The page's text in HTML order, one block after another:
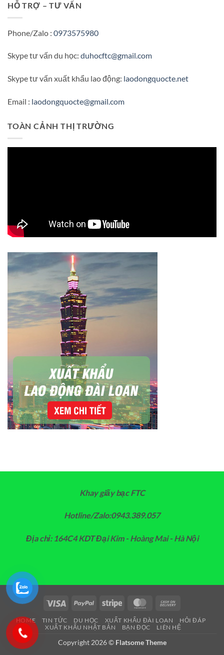
HỖ TRỢ – TƯ VẤN
Phone/Zalo : 0973575980
Skype tư vấn du học: duhocftc@gmail.com
Skype tư vấn xuất khẩu lao động: laodongquocte.net
Email : laodongquocte@gmail.com
TOÀN CẢNH THỊ TRƯỜNG
Khay giấy bạc FTC
Hotline/Zalo:0943.389.057
Địa chỉ: 164C4 KDT Đại Kim - Hoàng Mai - Hà Nội
Visa PayPal Stripe MasterCard
Delivery
HOME TIN TỨC DU HỌC XUẤT KHẨU ĐÀI LOAN
HỎI ĐÁP
XUẤT KHẨU NHẬT BẢN
BẠN ĐỌC LIÊN HỆ
Copyright 2026 © Flatsome Theme